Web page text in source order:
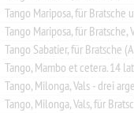
Tango Mariposa, für Bratsche
Tango Mariposa, für
Tango Sabatier, für Bratsche
Tango, Milonga, Vals - drei
Tango, Milonga, Vals, für